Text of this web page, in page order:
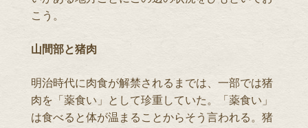
こう。
山間部と猪肉
明治時代に肉食が解禁されるまでは、一部では猪
肉を「薬食い」として珍重していた。「薬食い」
は食べると体が温まることからそう言われる。猪